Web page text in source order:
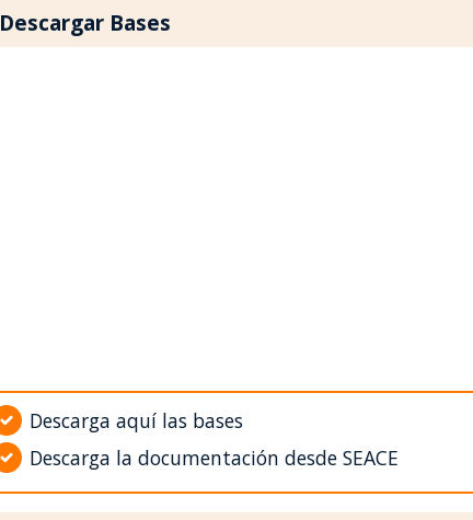
Descargar Bases
Descarga aquí las bases
Descarga la documentación desde SEACE